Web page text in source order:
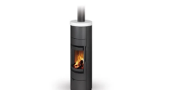
dlouhodobého sálání tepla.
Výkon 2,9–7,4 kW je ideální